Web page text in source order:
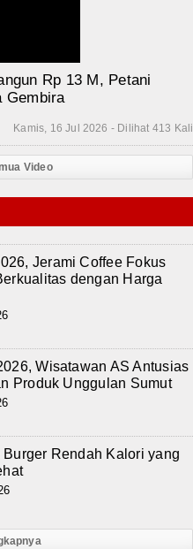
Rp 13 M, Petani
Gembira
Kamis, 16 Jul 2026 - Dilihat 413 Kali
Video
Jerami Coffee Fokus
dengan Harga
Wisatawan AS Antusias
Produk Unggulan Sumut
Rendah Kalori yang